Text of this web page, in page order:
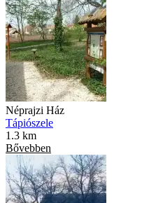
Néprajzi Ház
Tápiószele
1.3 km
Bővebben